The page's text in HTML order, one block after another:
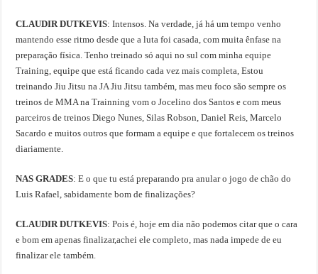
CLAUDIR DUTKEVIS: Intensos. Na verdade, já há um tempo venho
mantendo esse ritmo desde que a luta foi casada, com muita ênfase na
preparação física. Tenho treinado só aqui no sul com minha equipe
Training, equipe que está ficando cada vez mais completa, Estou
treinando Jiu Jitsu na JA Jiu Jitsu também, mas meu foco são sempre os
treinos de MMA na Trainning vom o Jocelino dos Santos e com meus
parceiros de treinos Diego Nunes, Silas Robson, Daniel Reis, Marcelo
Sacardo e muitos outros que formam a equipe e que fortalecem os treinos
diariamente.
NAS GRADES: E o que tu está preparando pra anular o jogo de chão do
Luis Rafael, sabidamente bom de finalizações?
CLAUDIR DUTKEVIS: Pois é, hoje em dia não podemos citar que o cara
e bom em apenas finalizar,achei ele completo, mas nada impede de eu
finalizar ele também.